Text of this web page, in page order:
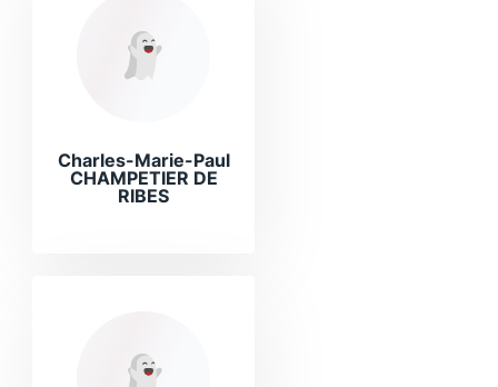
Charles-Marie-Paul
CHAMPETIER DE
RIBES